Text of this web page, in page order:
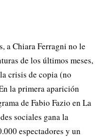
a Chiara Ferragni no le
de los últimos meses,
crisis de copia (no
la primera aparición
de Fabio Fazio en La
sociales gana la
espectadores y un